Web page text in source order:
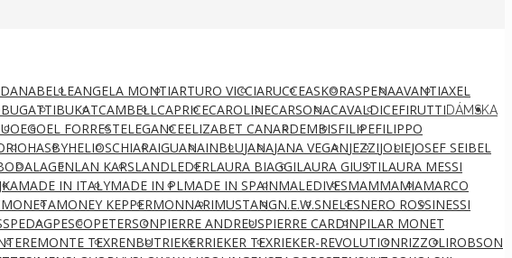
ANABELLEANGELA MONTIARTURO VICCIARUCCEASKORASPENAAVANTIAXEL
BUGATTIBUKATCAMBELLCAPRICECAROLINECARSONACAVALDICEFIRUTTI
EGOEL FORRESTELEGANCEELIZABET CANARDEMBISFILIPEFILIPPO
HASBYHELIOSCHIARAIGUANAINBLUJANAJANA VEGANJEZZIJOLIEJOSEF SEIBEL
LAGENLAN KARSLANDLEDERLAURA BIAGGILAURA GIUSTILAURA MESSI
MADE IN ITALYMADE IN PLMADE IN SPAINMALEDIVESMAMMAMIAMARCO
MONETAMONEY KEPPERMONNARIMUSTANGN.E.W.SNELESNERO ROSSINESSI
PEDAGPESCOPETERSONPIERRE ANDREUSPIERRE CARDINPILAR MONET
REMONTE TEXRENBUTRIEKERRIEKER TEXRIEKER-REVOLUTIONRIZZOLIROBSON
DÁMSKA